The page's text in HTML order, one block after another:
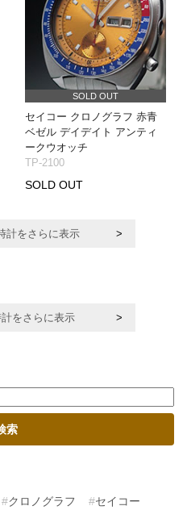
SOLD OUT
セイコー クロノグラフ 赤青
ベゼル デイデイト アンティ
ークウオッチ
TP-2100
SOLD OUT
計をさらに表示
をさらに表示
クロノグラフ
セイコー